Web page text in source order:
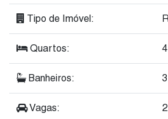
Tipo de Imóvel:
Quartos: 4
Banheiros: 3
Vagas: 2